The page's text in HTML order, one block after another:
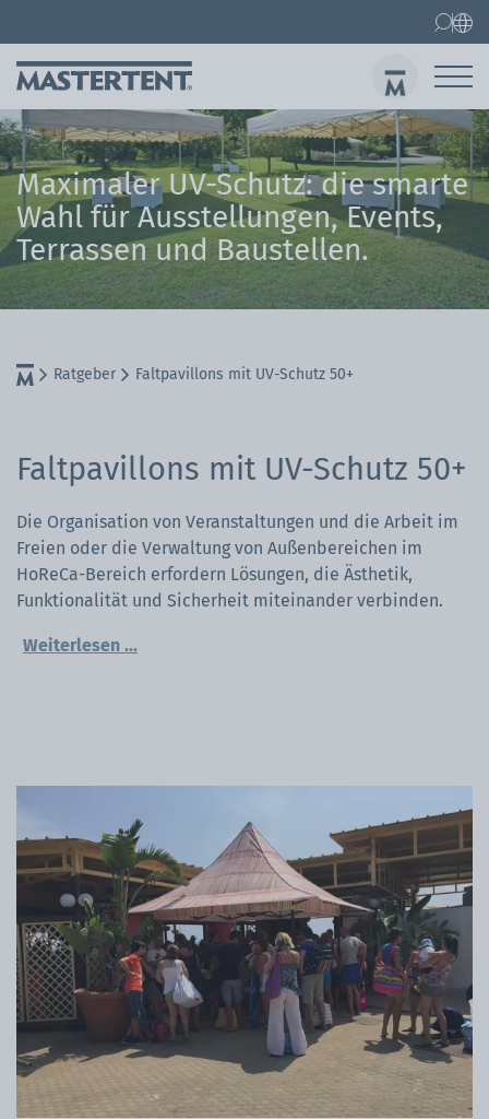
Maximaler UV-Schutz: die smarte
Wahl für Ausstellungen, Events,
Terrassen und Baustellen.
Ratgeber Faltpavillons mit UV-Schutz 50+
Faltpavillons mit UV-Schutz 50+
Die Organisation von Veranstaltungen und die Arbeit im
Freien oder die Verwaltung von Außenbereichen im
HoReCa-Bereich erfordern Lösungen, die Ästhetik,
Funktionalität und Sicherheit miteinander verbinden.
den wärmeren Monaten. Deshalb ist die Wahl eines
Weiterlesen ...
Kontakt
Faltpavillons
Faltpavillon 3x3 m